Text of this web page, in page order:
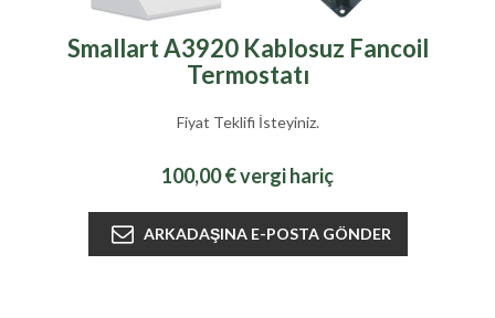
Smallart A3920 Kablosuz Fancoil
Termostatı
Fiyat Teklifi İsteyiniz.
100,00 € vergi hariç